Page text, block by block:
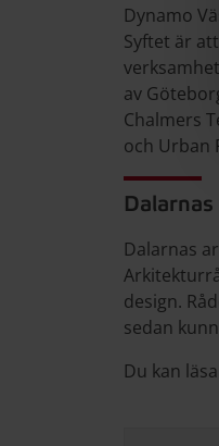
Dynamo
Syftet är
av
Chalmers
och Urban
Dalarnas
design.
sedan
Du kan